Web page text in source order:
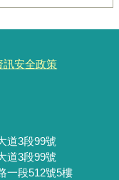
訊安全政策
道3段99號
道3段99號
一段512號5樓